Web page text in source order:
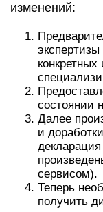
изменений:
состоянии
Далее
и
сервисом).
Теперь
получить